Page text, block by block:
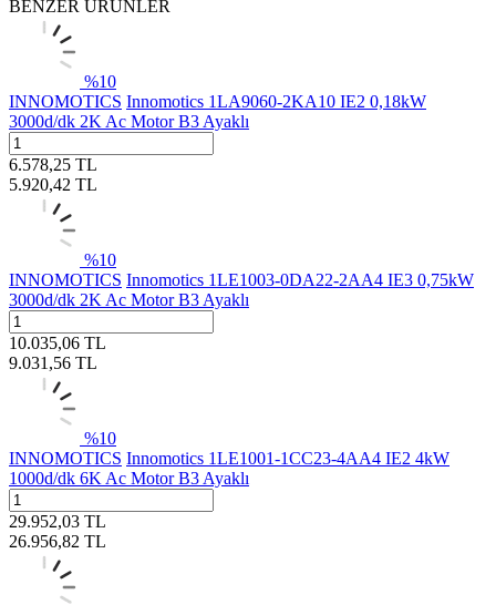
BENZER ÜRÜNLER
%10
INNOMOTICS Innomotics 1LA9060-2KA10 IE2 0,18kW
3000d/dk 2K Ac Motor B3 Ayaklı
6.578,25 TL
5.920,42 TL
%10
INNOMOTICS Innomotics 1LE1003-0DA22-2AA4 IE3 0,75kW
3000d/dk 2K Ac Motor B3 Ayaklı
10.035,06 TL
9.031,56 TL
%10
INNOMOTICS Innomotics 1LE1001-1CC23-4AA4 IE2 4kW
1000d/dk 6K Ac Motor B3 Ayaklı
29.952,03 TL
26.956,82 TL